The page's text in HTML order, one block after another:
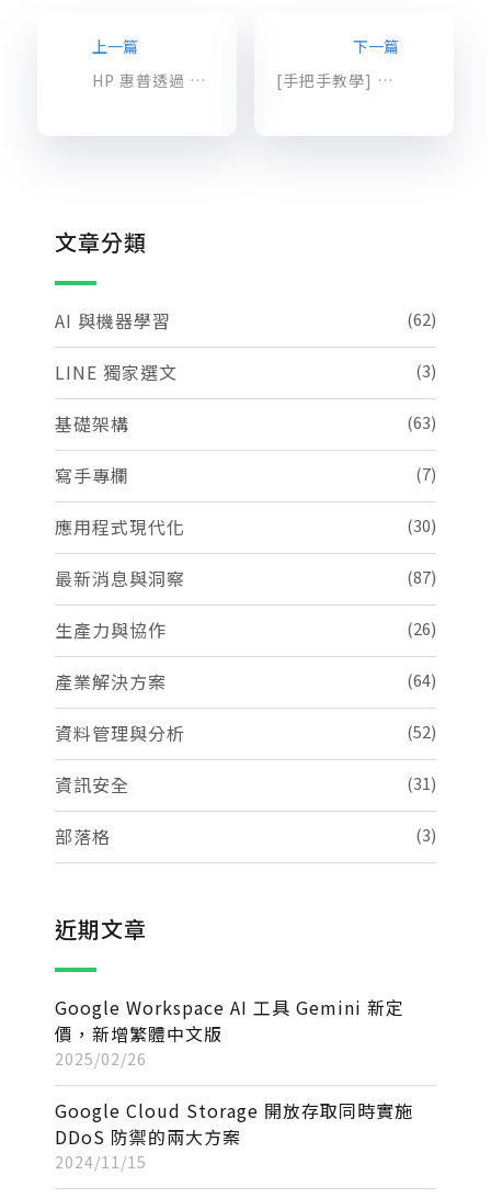
上一篇
HP 惠普透過 Apigee hybrid 完美地搭起了雲端與地端間的 API 營運橋樑
下一篇
[手把手教學] Apigee 使用 OpenAPI Spec 快速建立反向代理服務 Reverse Proxy
文章分類
AI 與機器學習 (62)
LINE 獨家選文 (3)
基礎架構 (63)
寫手專欄 (7)
應用程式現代化 (30)
最新消息與洞察 (87)
生產力與協作 (26)
產業解決方案 (64)
資料管理與分析 (52)
資訊安全 (31)
部落格 (3)
近期文章
Google Workspace AI 工具 Gemini 新定
價，新增繁體中文版
2025/02/26
Google Cloud Storage 開放存取同時實施
DDoS 防禦的兩大方案
2024/11/15